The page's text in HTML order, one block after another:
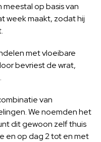
meestal op basis van
week maakt, zodat hij
met vloeibare
bevriest de wrat,
van
We noemden het
dit gewoon zelf thuis
en op dag 2 tot en met